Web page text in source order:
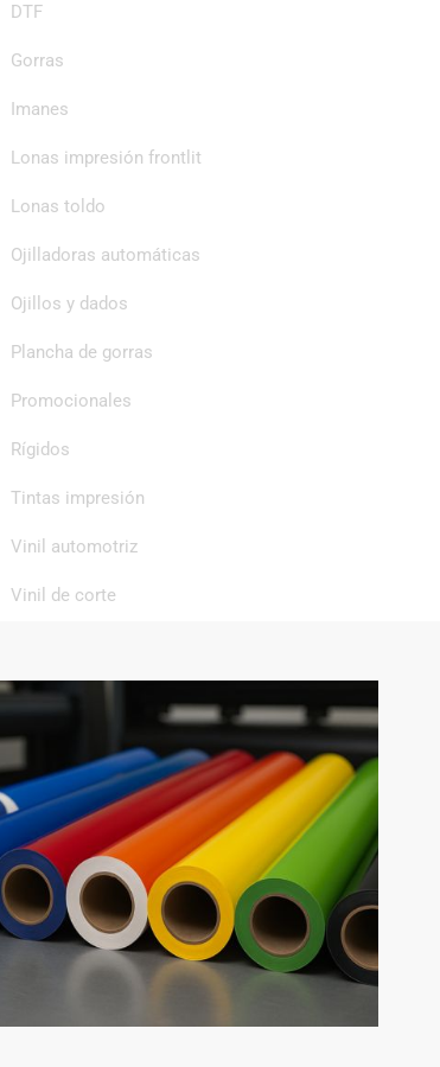
DTF
Gorras
Imanes
Lonas impresión frontlit
Lonas toldo
Ojilladoras automáticas
Ojillos y dados
Plancha de gorras
Promocionales
Rígidos
Tintas impresión
Vinil automotriz
Vinil de corte
Vinil textil